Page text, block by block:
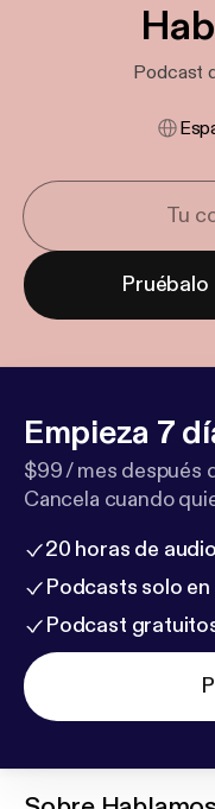
Podcast
Empieza 7
$99 / mes después
Cancela cuando
20 horas de
Podcasts solo
Podcast